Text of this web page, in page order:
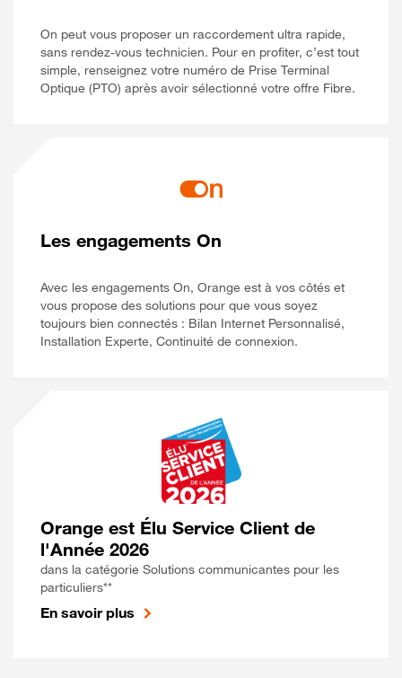
On peut vous proposer un raccordement ultra rapide,
sans rendez-vous technicien. Pour en profiter, c’est tout
simple, renseignez votre numéro de Prise Terminal
Optique (PTO) après avoir sélectionné votre offre Fibre.
Les engagements On
Avec les engagements On, Orange est à vos côtés et
vous propose des solutions pour que vous soyez
toujours bien connectés : Bilan Internet Personnalisé,
Installation Experte, Continuité de connexion.
Orange est Élu Service Client de
l'Année 2026
dans la catégorie Solutions communicantes pour les
particuliers**
En savoir plus